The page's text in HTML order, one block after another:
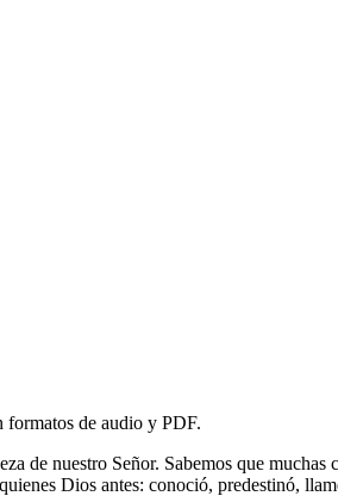
formatos de audio y PDF.
de nuestro Señor. Sabemos que
Dios antes: conoció, predestinó,